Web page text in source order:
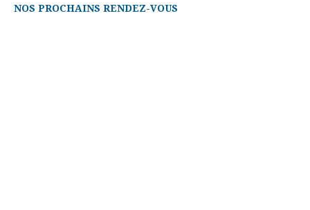
NOS PROCHAINS RENDEZ-VOUS